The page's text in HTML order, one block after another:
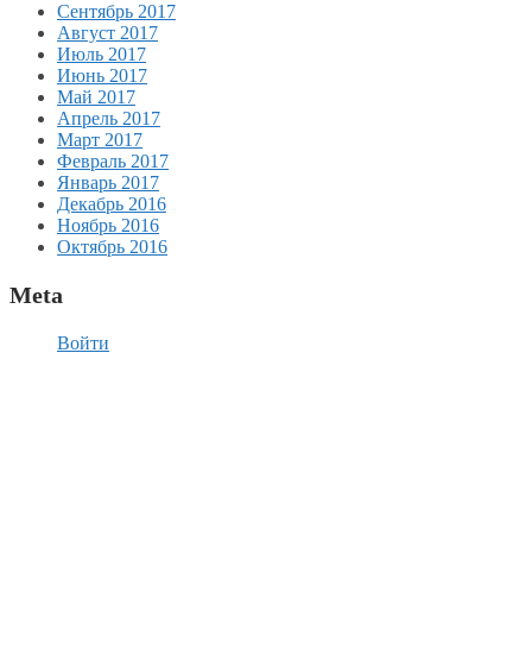
Сентябрь 2017
Август 2017
Июль 2017
Июнь 2017
Май 2017
Апрель 2017
Март 2017
Февраль 2017
Январь 2017
Декабрь 2016
Ноябрь 2016
Октябрь 2016
Meta
Войти